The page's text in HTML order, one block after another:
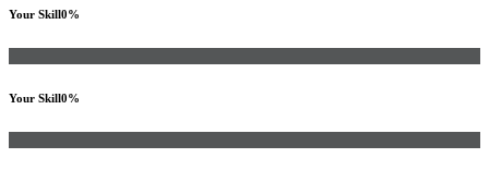
Your Skill0%
Your Skill0%